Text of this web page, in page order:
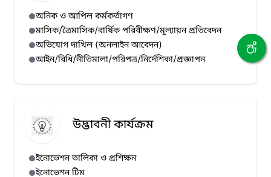
অনিক ও আপিল কর্মকর্তাগণ
মাসিক/ত্রৈমাসিক/বার্ষিক পরিবীক্ষণ/মূল্যায়ন প্রতিবেদন
অভিযোগ দাখিল (অনলাইন আবেদন)
আইন/বিধি/নীতিমালা/পরিপত্র/নির্দেশিকা/প্রজ্ঞাপন
উদ্ভাবনী কার্যক্রম
ইনোভেশন তালিকা ও প্রশিক্ষন
ইনোভেশন টিম